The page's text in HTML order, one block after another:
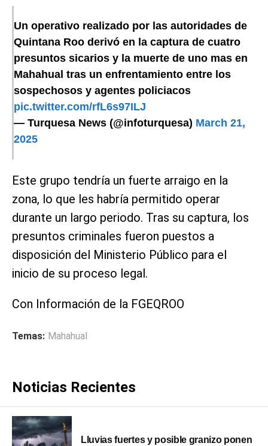
Un operativo realizado por las autoridades de
Quintana Roo derivó en la captura de cuatro
presuntos sicarios y la muerte de uno mas en
Mahahual tras un enfrentamiento entre los
sospechosos y agentes policiacos
pic.twitter.com/rfL6s97ILJ
— Turquesa News (@infoturquesa) March 21,
2025
Este grupo tendría un fuerte arraigo en la
zona, lo que les habría permitido operar
durante un largo periodo. Tras su captura, los
presuntos criminales fueron puestos a
disposición del Ministerio Público para el
inicio de su proceso legal.
Con Información de la FGEQROO
Temas: Mahahual
Noticias Recientes
Lluvias fuertes y posible granizo ponen